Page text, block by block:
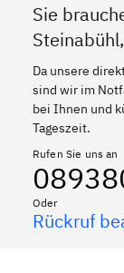
Sie
Da unsere
sind wir im
bei Ihnen und
Tageszeit.
Rufen Sie uns an
Oder
Rückruf